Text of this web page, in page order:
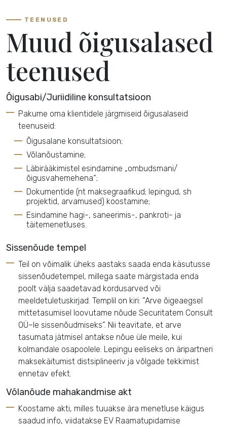
TEENUSED
Muud õigusalased
teenused
Õigusabi/Juriidiline konsultatsioon
Pakume oma klientidele järgmiseid õigusalaseid
teenuseid:
Õigusalane konsultatsioon;
Võlanõustamine;
Läbirääkimistel esindamine „ombudsmani/
õigusvahemehena“;
Dokumentide (nt maksegraafikud; lepingud, sh
projektid, arvamused) koostamine;
Esindamine hagi-, saneerimis-, pankroti- ja
täitemenetluses.
Sissenõude tempel
Teil on võimalik üheks aastaks saada enda käsutusse
sissenõudetempel, millega saate märgistada enda
poolt välja saadetavad kordusarved või
meeldetuletuskirjad. Templil on kiri: ”Arve õigeaegsel
mittetasumisel loovutame nõude Securitatem Consult
OÜ–le sissenõudmiseks”. Nii teavitate, et arve
tasumata jätmisel antakse nõue üle meile, kui
kolmandale osapoolele. Lepingu eeliseks on äripartneri
maksekäitumist distsiplineeriv ja võlgade tekkimist
ennetav efekt.
Võlanõude mahakandmise akt
Koostame akti, milles tuuakse ära menetluse käigus
saadud info, viidatakse EV Raamatupidamise